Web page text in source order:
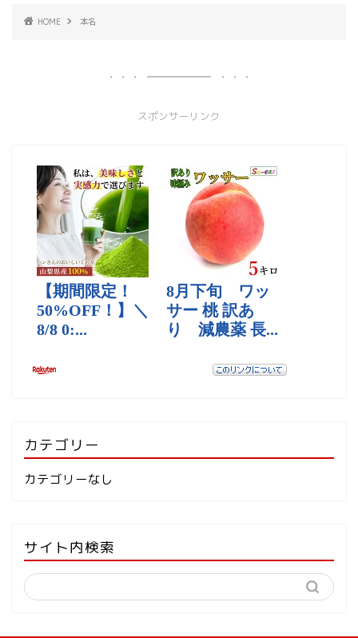
HOME 本名
スポンサーリンク
カテゴリー
カテゴリーなし
サイト内検索